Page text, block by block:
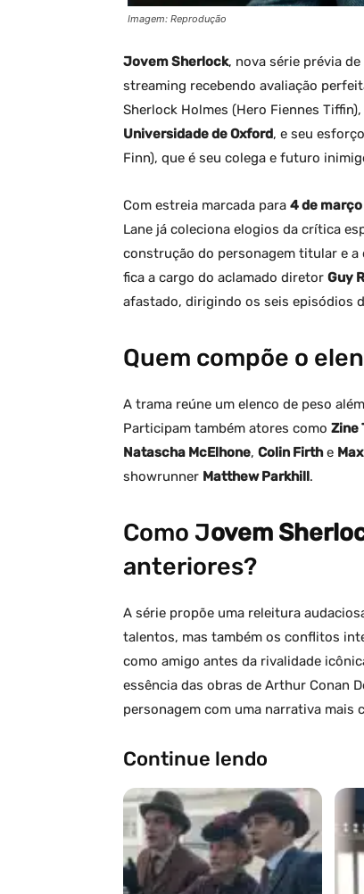
Imagem: Reprodução
Jovem Sherlock, nova série prévia
streaming recebendo avaliação
Sherlock Holmes (Hero Fiennes
Universidade de Oxford, e seu
Finn), que é seu colega e futuro
Com estreia marcada para 4 de
Lane já coleciona elogios da crítica
construção do personagem titular e a
fica a cargo do aclamado diretor Guy
afastado, dirigindo os seis episódios
Quem compõe o
A trama reúne um elenco de peso
Participam também atores como Zine
Natascha McElhone, Colin Firthe
showrunner Matthew Parkhill.
Como Jovem
anteriores?
A série propõe uma releitura
talentos, mas também os conflitos
como amigo antes da rivalidade
essência das obras de Arthur Conan
personagem com uma narrativa mais
Continue lendo